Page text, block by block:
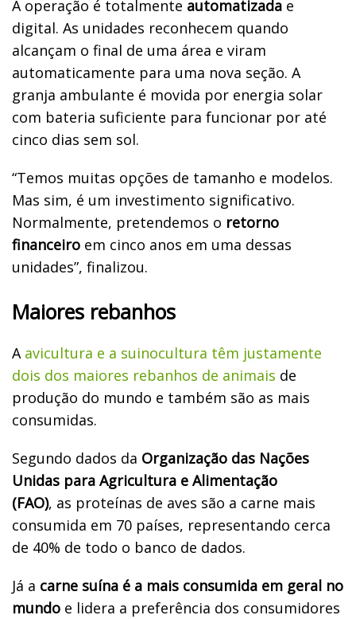
A operação é totalmente automatizada e
digital. As unidades reconhecem quando
alcançam o final de uma área e viram
automaticamente para uma nova seção. A
granja ambulante é movida por energia solar
com bateria suficiente para funcionar por até
cinco dias sem sol.
“Temos muitas opções de tamanho e modelos.
Mas sim, é um investimento significativo.
Normalmente, pretendemos o retorno
financeiro em cinco anos em uma dessas
unidades”, finalizou.
Maiores rebanhos
A avicultura e a suinocultura têm justamente
dois dos maiores rebanhos de animais de
produção do mundo e também são as mais
consumidas.
Segundo dados da Organização das Nações
Unidas para Agricultura e Alimentação
(FAO), as proteínas de aves são a carne mais
consumida em 70 países, representando cerca
de 40% de todo o banco de dados.
Já a carne suína é a mais consumida em geral no
mundo e lidera a preferência dos consumidores